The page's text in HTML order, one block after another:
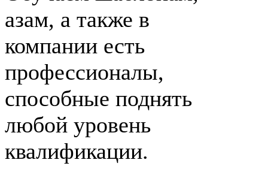
азам, а также в
компании есть
профессионалы,
способные поднять
любой уровень
квалификации.